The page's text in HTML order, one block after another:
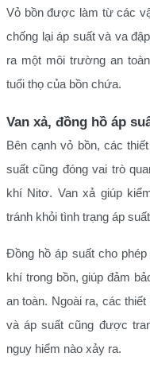
Vỏ bồn được làm từ các
chống lại áp suất và va
ra một môi trường an
tuổi thọ của bồn chứa.
Van xả, đồng hồ áp
Bên cạnh vỏ bồn, các
suất cũng đóng vai trò
khí Nitơ. Van xả giúp
tránh khỏi tình trạng áp
Đồng hồ áp suất cho
khí trong bồn, giúp đảm
an toàn. Ngoài ra, các
và áp suất cũng được
nguy hiểm nào xảy ra.